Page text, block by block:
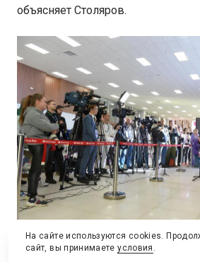
объясняет Столяров.
На сайте используются cookies.
сайт, вы принимаетеусловия .